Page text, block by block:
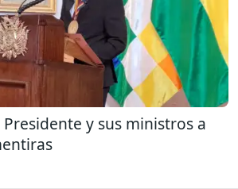
y sus ministros a